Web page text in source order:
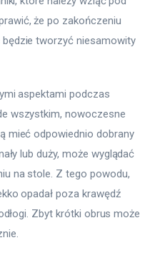
że po zakończeniu
tworzyć niesamowity
aspektami podczas
wszystkim, nowoczesne
mieć odpowiednio dobrany
lub duży, może wyglądać
na stole. Z tego powodu,
opadał poza krawędź
Zbyt krótki obrus może